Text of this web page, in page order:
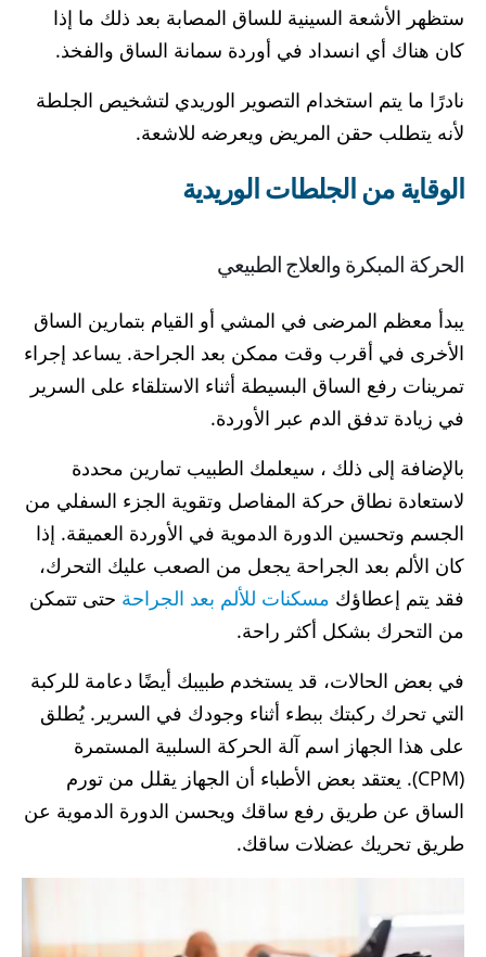
ستظهر الأشعة السينية للساق المصابة بعد ذلك ما إذا
كان هناك أي انسداد في أوردة سمانة الساق والفخذ.
نادرًا ما يتم استخدام التصوير الوريدي لتشخيص الجلطة
لأنه يتطلب حقن المريض ويعرضه للاشعة.
الوقاية من الجلطات الوريدية
الحركة المبكرة والعلاج الطبيعي
يبدأ معظم المرضى في المشي أو القيام بتمارين الساق
الأخرى في أقرب وقت ممكن بعد الجراحة. يساعد إجراء
تمرينات رفع الساق البسيطة أثناء الاستلقاء على السرير
في زيادة تدفق الدم عبر الأوردة.
بالإضافة إلى ذلك ، سيعلمك الطبيب تمارين محددة
لاستعادة نطاق حركة المفاصل وتقوية الجزء السفلي من
الجسم وتحسين الدورة الدموية في الأوردة العميقة. إذا
كان الألم بعد الجراحة يجعل من الصعب عليك التحرك،
فقد يتم إعطاؤك مسكنات للألم بعد الجراحة حتى تتمكن
من التحرك بشكل أكثر راحة.
في بعض الحالات، قد يستخدم طبيبك أيضًا دعامة للركبة
التي تحرك ركبتك ببطء أثناء وجودك في السرير. يُطلق
على هذا الجهاز اسم آلة الحركة السلبية المستمرة
(CPM). يعتقد بعض الأطباء أن الجهاز يقلل من تورم
الساق عن طريق رفع ساقك ويحسن الدورة الدموية عن
طريق تحريك عضلات ساقك.